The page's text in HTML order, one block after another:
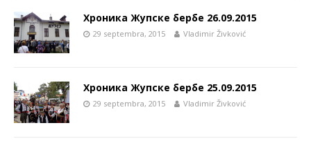
Хроника Жупске бербе 26.09.2015
29 septembra, 2015 Vladimir Živković
Хроника Жупске бербе 25.09.2015
29 septembra, 2015 Vladimir Živković